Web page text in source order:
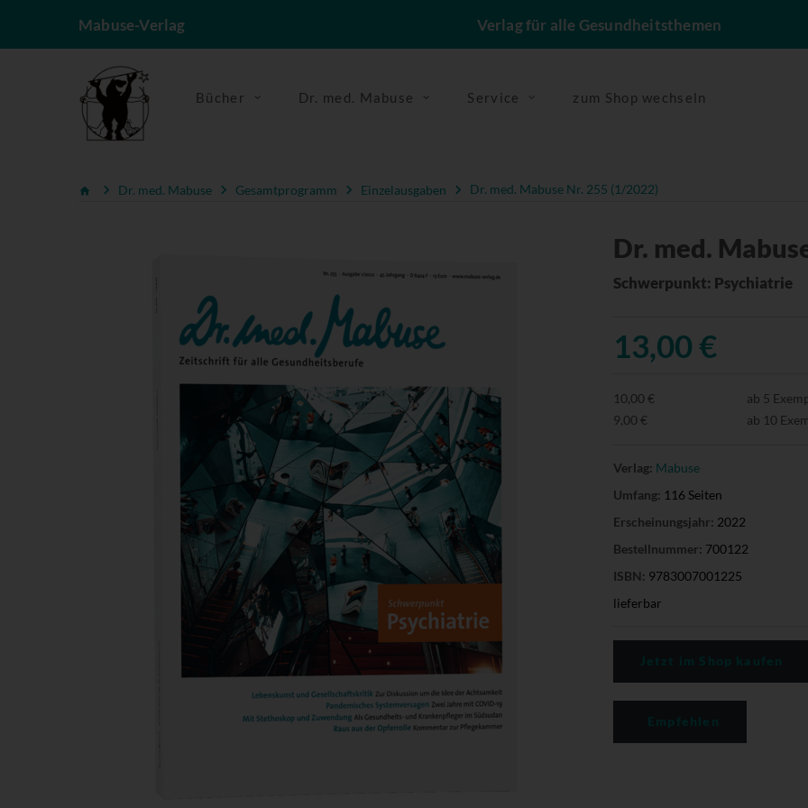
Mabuse-Verlag Verlag für alle Gesundheitsthemen
Bücher Dr. med. Mabuse Service zum Shop wechseln
Dr. med. Mabuse Gesamtprogramm Einzelausgaben Dr. med. Mabuse Nr. 255 (1/2022)
Dr. med.
Schwerpunkt: Psychiatrie
13,00 €
10,00 € ab 5
9,00 €
ab 10
Verlag: Mabuse
Umfang: 116 Seiten
Erscheinungsjahr: 2022
Bestellnummer: 700122
ISBN: 9783007001225
lieferbar